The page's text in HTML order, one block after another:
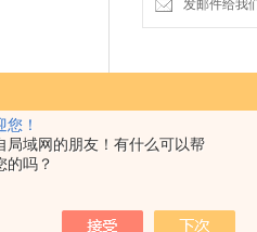
您！
局域网的朋友！有什么可以帮
的吗？
发邮件给我
询价
地方媒体所报道，氯化铵水分检测仪荣获《
同时，加热单元和水分蒸发通道快速干燥样
显示，直接计算干燥前后样品质量的变化来求